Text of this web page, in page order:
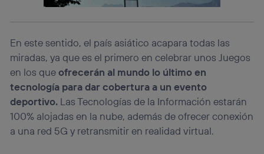
En este sentido, el país asiático acapara todas las
miradas, ya que es el primero en celebrar unos Juegos
en los queofrecerán al mundo lo último en
tecnología para dar cobertura a un evento
deportivo. Las Tecnologías de la Información estarán
100% alojadas en la nube, además de ofrecer conexión
a una red 5G y retransmitir en realidad virtual.
Este identificador se asigna a la conexión de internet, por
identificador. Típicamente:
Si utilizas unaconexión de banda ancha(p. ej., Wi-Fi),
el marketing o análisis se realizará en función de las
actividades de navegación de los miembros del hogar
que hayan dado su consentimiento.
Si utilizasdatos móviles, el marketing será más
personalizado, ya que se basará únicamente en la
navegación del usuario del móvil.